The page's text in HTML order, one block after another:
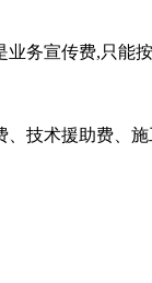
务宣传费,只能
技术援助费、